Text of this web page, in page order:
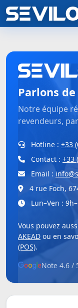
Parlons
Notre équipe
revendeurs,
Hotline : +33
Contact : +33
Email :
4 rue Foch,
Lun–Ven :
Vous pouvez
AKEAD ou en
(POS).
Note 4.6 /